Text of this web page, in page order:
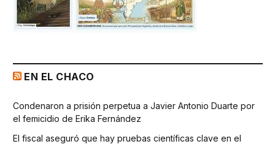
EN EL CHACO
Condenaron a prisión perpetua a Javier Antonio Duarte por
el femicidio de Erika Fernández
El fiscal aseguró que hay pruebas científicas clave en el